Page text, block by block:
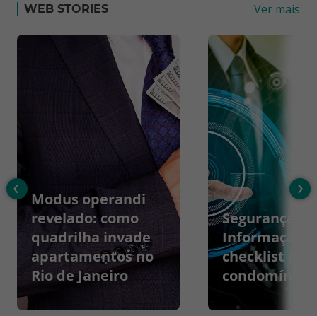
WEB STORIES Ver mais
Modus operandi
revelado: como
quadrilha invade
apartamentos no
Rio de Janeiro
Segurança da
Informação:
checklist
condomínios
‹ ›